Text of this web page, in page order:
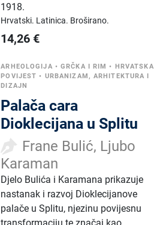
1918.
Hrvatski. Latinica. Broširano.
14,26 €
ARHEOLOGIJA •GRČKA I RIM • HRVATSKA
POVIJEST • URBANIZAM, ARHITEKTURA I
DIZAJN
Palača cara
Dioklecijana u Splitu
Frane Bulić, Ljubo
Karaman
Djelo Bulića i Karamana prikazuje
nastanak i razvoj Dioklecijanove
palače u Splitu, njezinu povijesnu